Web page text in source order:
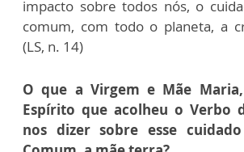
impacto sobre todos nós, o
comum, com todo o planeta, a
(LS, n. 14)
O que a Virgem e Mãe
Espírito que acolheu o Verbo
nos dizer sobre esse